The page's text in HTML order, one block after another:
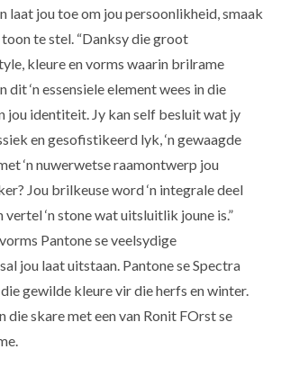
laat jou toe om jou persoonlikheid, smaak
te stel. “Danksy die groot
kleure en vorms waarin brilrame
dit ‘n essensiele element wees in die
jou identiteit. Jy kan self besluit wat jy
en gesofistikeerd lyk, ‘n gewaagde
‘n nuwerwetse raamontwerp jou
Jou brilkeuse word ‘n integrale deel
vertel ‘n stone wat uitsluitlik joune is.”
Pantone se veelsydige
jou laat uitstaan. Pantone se Spectra
gewilde kleure vir die herfs en winter.
die skare met een van Ronit FOrst se